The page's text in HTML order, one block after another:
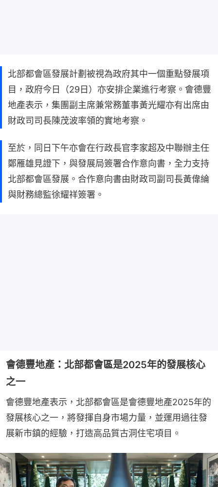
北部都會區發展計劃被視為政府其中一個重點發展項
目，政府今日（29日）亦安排企業進行考察。會德豐
地產表示，集團副主席兼常務董事黃光耀亦有出席由
財政司司長陳茂波率領的實地考察。
至於，同日下午亦會在行政長官李家超及中聯辦主任
鄭雁雄見證下，與發展局簽署合作意向書，全力支持
北部都會區發展。合作意向書由財政司副司長黃偉綸
與財務總監徐耀祥簽署。
會德豐地產：北部都會區是2025年的發展核心
之一
會德豐地產表示，北部都會區是會德豐地產2025年的
發展核心之一，將發揮自身市場力量，並運用過往發
展新市鎮的經驗，打造高品質古洞住宅項目。